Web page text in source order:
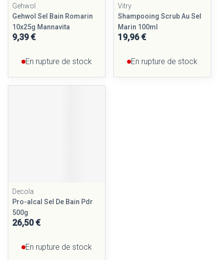
Gehwol
Gehwol Sel Bain Romarin
10x25g Mannavita
9,39 €
En rupture de stock
Vitry
Shampooing Scrub Au Sel
Marin 100ml
19,96 €
En rupture de stock
Decola
Pro-alcal Sel De Bain Pdr
500g
26,50 €
En rupture de stock